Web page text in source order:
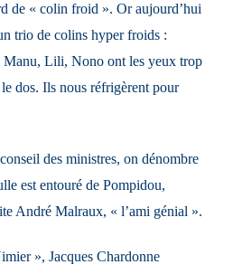
de « colin froid ». Or aujourd’hui
trio de colins hyper froids :
Lili, Nono ont les yeux trop
dos. Ils nous réfrigèrent pour
des ministres, on dénombre
est entouré de Pompidou,
André Malraux, « l’ami génial ».
», Jacques Chardonne